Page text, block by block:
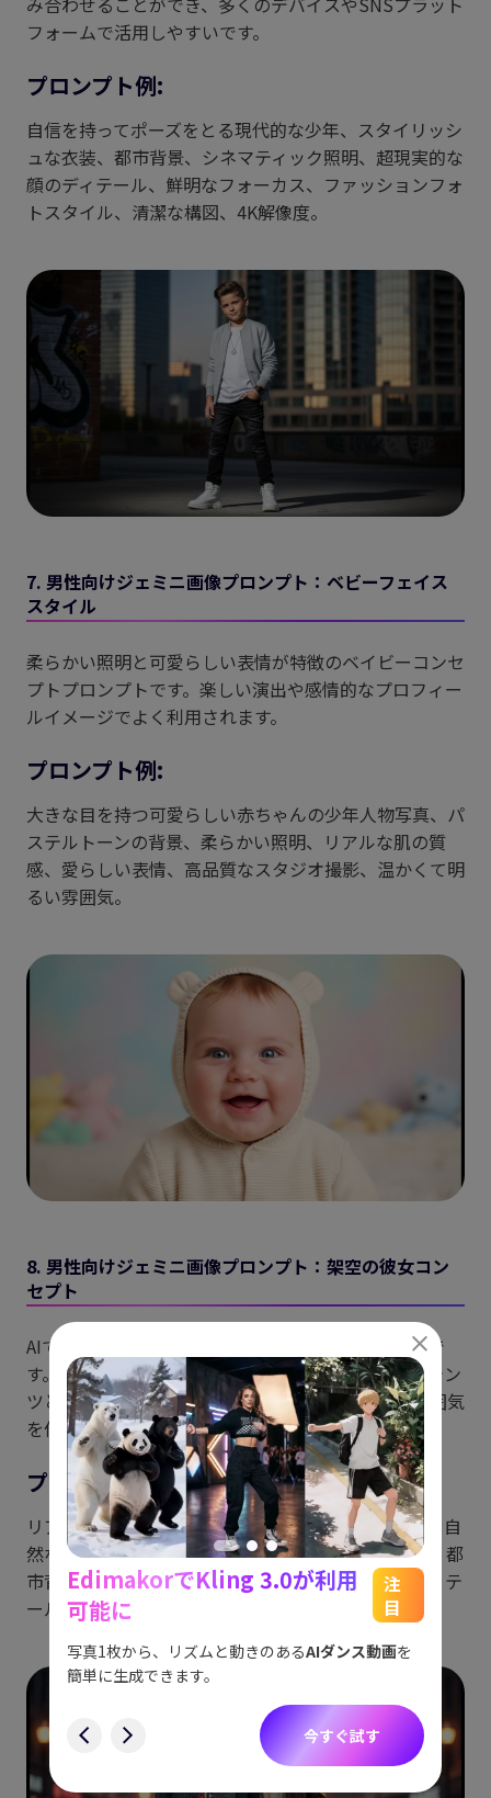
フォームで活用しやすいです。
プロンプト例:
自信を持ってポーズをとる現代的な少年、スタイリッシ
ュな衣装、都市背景、シネマティック照明、超現実的な
顔のディテール、鮮明なフォーカス、ファッションフォ
トスタイル、清潔な構図、4K解像度。
7. 男性向けジェミニ画像プロンプト：ベビーフェイス
スタイル
柔らかい照明と可愛らしい表情が特徴のベイビーコンセ
プトプロンプトです。楽しい演出や感情的なプロフィー
ルイメージでよく利用されます。
プロンプト例:
大きな目を持つ可愛らしい赤ちゃんの少年人物写真、パ
ステルトーンの背景、柔らかい照明、リアルな肌の質
感、愛らしい表情、高品質なスタジオ撮影、温かくて明
るい雰囲気。
8. 男性向けジェミニ画像プロンプト：架空の彼女コン
セプト
AIで自然なカップルイメージを演出するプロンプトで
す。楽しい、ストーリーテリング、SNS交流用コンテン
ツとして人気が高く、過度な演出なしにリアルな雰囲気
を作り出します。
プロンプト例:
リアルなAIガールフレンドと一緒に立っている少年、自
然なカップルポーズ、柔らかいロマンチックな照明、都
市背景、シネマティックな深さ、フォトリアルなディテ
ール、現代ライフスタイル写真スタイル。
EdimakorでKling 3.0が利用
可能に
注
目
写真1枚から、リズムと動きのあるAIダンス動画を
簡単に生成できます。
今すぐ試す
にも